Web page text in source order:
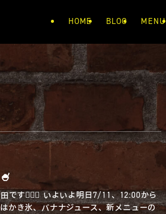
HOME BLOG MENU
です🧔🏻‍♂️ いよいよ明日7/11、12:00から
き氷、バナナジュース、新メニューの